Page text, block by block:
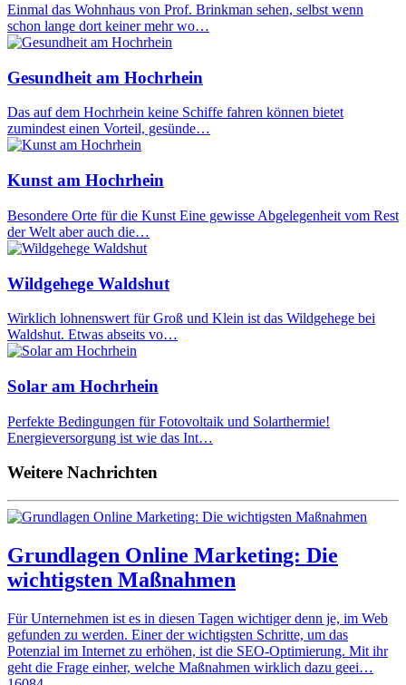
Einmal das Wohnhaus von Prof. Brinkman sehen, selbst wenn
schon lange dort keiner mehr wo…
Gesundheit am Hochrhein
Das auf dem Hochrhein keine Schiffe fahren können bietet
zumindest einen Vorteil, gesünde…
Kunst am Hochrhein
Besondere Orte für die Kunst Eine gewisse Abgelegenheit vom Rest
der Welt aber auch die…
Wildgehege Waldshut
Wirklich lohnenswert für Groß und Klein ist das Wildgehege bei
Waldshut. Etwas abseits vo…
Solar am Hochrhein
Perfekte Bedingungen für Fotovoltaik und Solarthermie!
Energieversorgung ist wie das Int…
Weitere Nachrichten
Grundlagen Online Marketing: Die
wichtigsten Maßnahmen
Für Unternehmen ist es in diesen Tagen wichtiger denn je, im Web
gefunden zu werden. Einer der wichtigsten Schritte, um das
Potenzial im Internet zu erhöhen, ist die SEO-Optimierung. Mit ihr
geht die Frage einher, welche Maßnahmen wirklich dazu geei…